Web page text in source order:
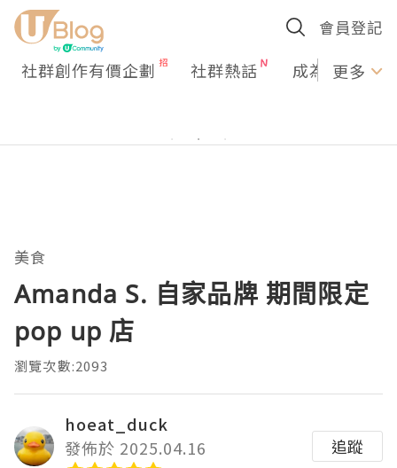
會員登記
社群創作有價企劃 社群熱話 成為U更多
美食
Amanda S. 自家品牌 期間限定
pop up 店
瀏覽次數:2093
hoeat_duck
發佈於 2025.04.16
追蹤